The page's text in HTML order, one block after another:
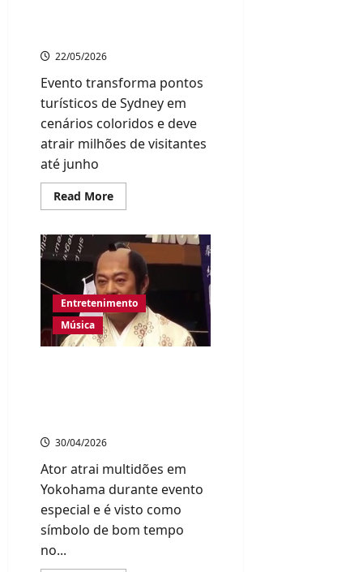
22/05/2026
Evento transforma pontos
turísticos de Sydney em
cenários coloridos e deve
atrair milhões de visitantes
até junho
Read MoreRead
more
Vivid
Sydney
ilumina
a
cidade
com
shows
de
luzes
e
Entretenimento
Música
30/04/2026
Ator atrai multidões em
Yokohama durante evento
especial e é visto como
símbolo de bom tempo
no...